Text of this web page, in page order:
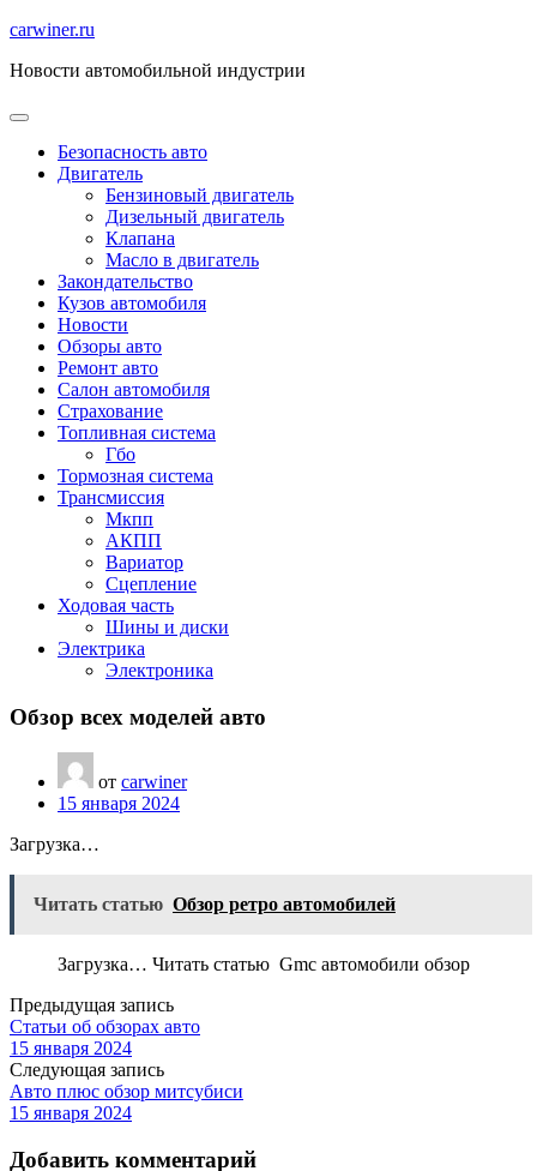
Перейти
содержимому
carwiner.ru
Новости автомобильной индустрии
Безопасность авто
Двигатель
Бензиновый двигатель
Дизельный двигатель
Клапана
Масло в двигатель
Закондательство
Кузов автомобиля
Новости
Обзоры авто
Ремонт авто
Салон автомобиля
Страхование
Топливная система
Гбо
Тормозная система
Трансмиссия
Мкпп
АКПП
Вариатор
Сцепление
Ходовая часть
Шины и диски
Электрика
Электроника
Обзор всех моделей авто
от carwiner
15 января 2024
Загрузка…
Читать статью Обзор ретро автомобилей
Загрузка… Читать статью Gmc автомобили обзор
Предыдущая запись
Статьи об обзорах авто
15 января 2024
Следующая запись
Авто плюс обзор митсубиси
15 января 2024
Добавить комментарий